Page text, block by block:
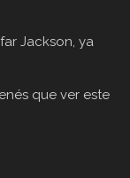
Jackson, ya
que ver este